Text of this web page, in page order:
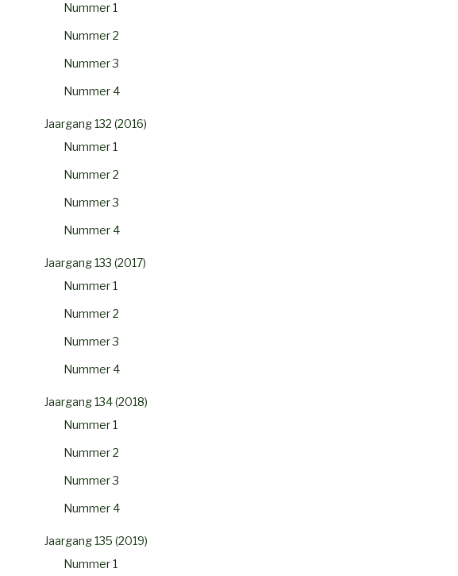
Nummer 1
Nummer 2
Nummer 3
Nummer 4
Jaargang 132 (2016)
Nummer 1
Nummer 2
Nummer 3
Nummer 4
Jaargang 133 (2017)
Nummer 1
Nummer 2
Nummer 3
Nummer 4
Jaargang 134 (2018)
Nummer 1
Nummer 2
Nummer 3
Nummer 4
Jaargang 135 (2019)
Nummer 1